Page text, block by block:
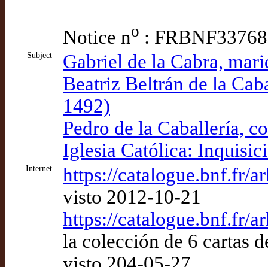
Notice no :
Subject
Gabriel de la Cabra,
Beatriz Beltrán de la
1492)
Pedro de la Caballería,
Iglesia Católica:
Internet
https://catalogue.bnf.fr/
visto 2012-10-21
https://catalogue.bnf.fr/
la colección de 6 cartas